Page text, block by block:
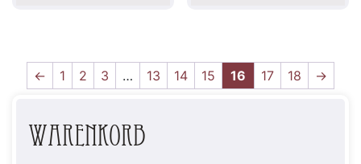
← 1 2 3 … 13 14 15 16 17 18 →
Warenkorb